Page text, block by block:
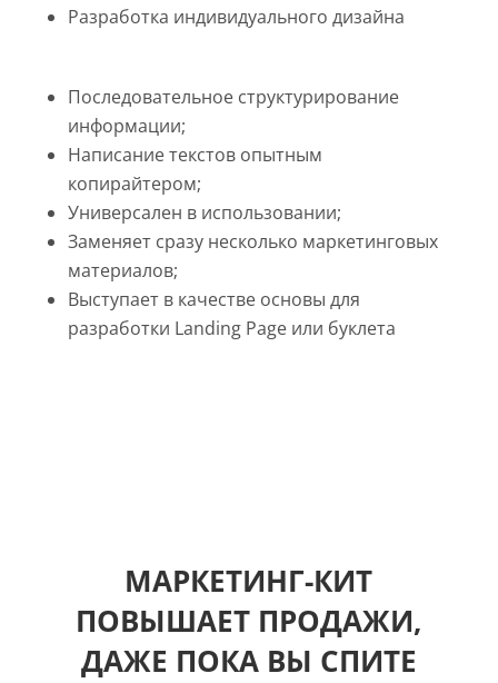
Разработка индивидуального дизайна
Последовательное структурирование
информации;
Написание текстов опытным
копирайтером;
Универсален в использовании;
Заменяет сразу несколько маркетинговых
материалов;
Выступает в качестве основы для
разработки Landing Page или буклета
МАРКЕТИНГ-КИТ
ПОВЫШАЕТ ПРОДАЖИ,
ДАЖЕ ПОКА ВЫ СПИТЕ